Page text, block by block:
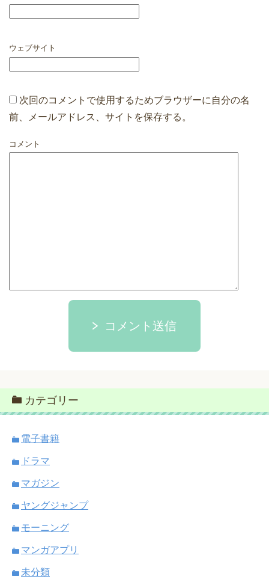
ウェブサイト
次回のコメントで使用するためブラウザーに自分の名
前、メールアドレス、サイトを保存する。
コメント
コメント送信
カテゴリー
電子書籍
ドラマ
マガジン
ヤングジャンプ
モーニング
マンガアプリ
未分類